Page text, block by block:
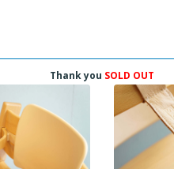
Thank you SOLD OUT